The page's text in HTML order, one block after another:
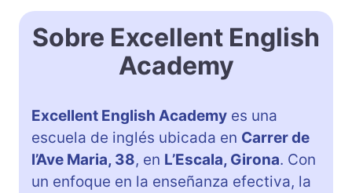
Sobre Excellent English
Academy
Excellent English Academy es una
escuela de inglés ubicada en Carrer de
l’Ave Maria, 38, en L’Escala, Girona. Con
un enfoque en la enseñanza efectiva, la